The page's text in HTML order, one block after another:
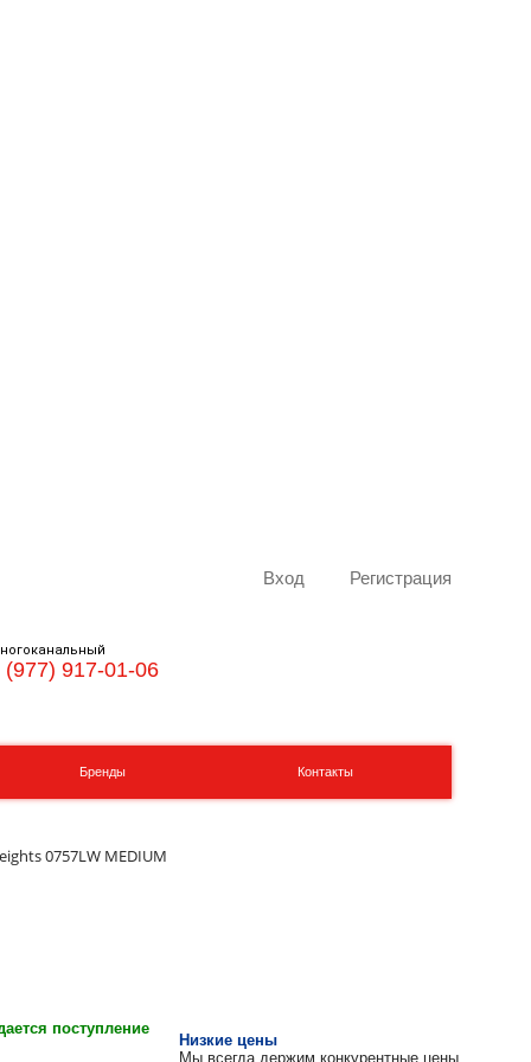
Вход Регистрация
(977) 917-01-06
Бренды Контакты
0757LW MEDIUM
поступление
Низкие цены
Мы всегда держим конкурентные цены